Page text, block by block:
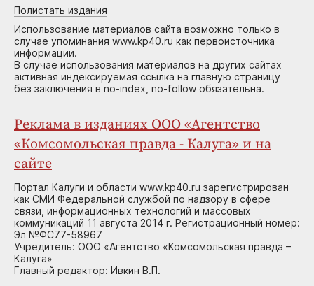
Полистать издания
Использование материалов сайта возможно только в
случае упоминания www.kp40.ru как первоисточника
информации.
В случае использования материалов на других сайтах
активная индексируемая ссылка на главную страницу
без заключения в no-index, no-follow обязательна.
Реклама в изданиях ООО «Агентство
«Комсомольская правда - Калуга» и на
сайте
Портал Калуги и области www.kp40.ru зарегистрирован
как СМИ Федеральной службой по надзору в сфере
связи, информационных технологий и массовых
коммуникаций 11 августа 2014 г. Регистрационный номер:
Эл №ФС77-58967
Учредитель: ООО «Агентство «Комсомольская правда –
Калуга»
Главный редактор: Ивкин В.П.